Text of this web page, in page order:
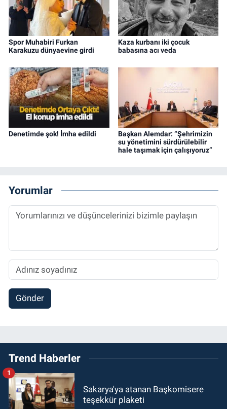
Spor Muhabiri Furkan
Karakuzu dünyaevine girdi
Kaza kurbanı iki çocuk
babasına acı veda
Denetimde şok! İmha edildi
Başkan Alemdar: “Şehrimizin
su yönetimini sürdürülebilir
hale taşımak için çalışıyoruz”
Yorumlar
Gönder
Trend Haberler
Sakarya'ya atanan Başkomisere
teşekkür plaketi
1